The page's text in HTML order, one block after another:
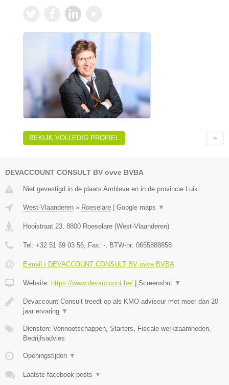
BEKIJK VOLLEDIG PROFIEL
DEVACCOUNT CONSULT BV ovve BVBA
Niet gevestigd in de plaats Ambleve en in de provincie Luik.
West-Vlaanderen » Roeselare | Google maps ▼
Hooistraat 23 8800 Roeselare (West-Vlaanderen)
Tel: +32 51 69 03 56 , Fax: - , BTW-nr: 0655888858
E-mail › DEVACCOUNT CONSULT BV ovve BVBA
Website: https://www.devaccount.be/ | Screenshot ▼
Devaccount Consult treedt op als KMO-adviseur met meer dan 20
jaar ervaring ▼
Diensten: Vennootschappen, Starters, Fiscale werkzaamheden,
Bedrijfsadvies
Openingstijden ▼
Laatste facebook posts ▼